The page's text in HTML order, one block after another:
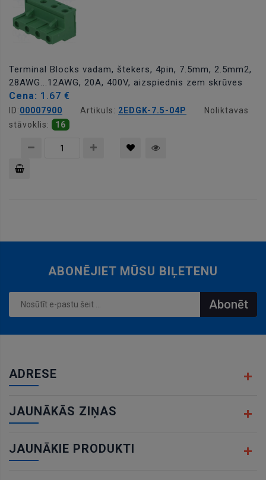
Terminal Blocks vadam, štekers, 4pin, 7.5mm, 2.5mm2,
28AWG...12AWG, 20A, 400V, aizspiednis zem skrūves
Cena: 1.67 €
ID:00007900 Artikuls: 2EDGK-7.5-04P
Noliktavas
stāvoklis:
16
ABONĒJIET MŪSU BIĻETENU
Abonēt
ADRESE
JAUNĀKĀS ZIŅAS
JAUNĀKIE PRODUKTI